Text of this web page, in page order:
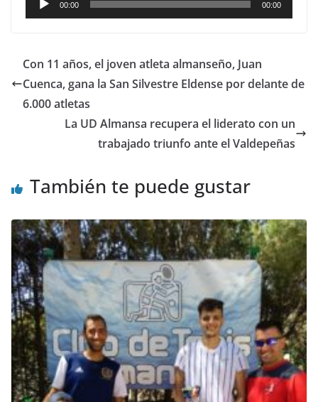
de
00:00 00:00
Con 11 años, el joven atleta almanseño, Juan
Cuenca, gana la San Silvestre Eldense por delante de
6.000 atletas
La UD Almansa recupera el liderato con un
trabajado triunfo ante el Valdepeñas
También te puede gustar